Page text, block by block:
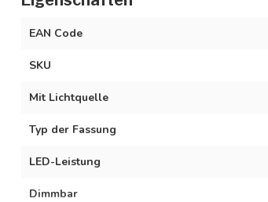
EAN Code
SKU
Mit Lichtquelle
Typ der Fassung
LED-Leistung
Dimmbar